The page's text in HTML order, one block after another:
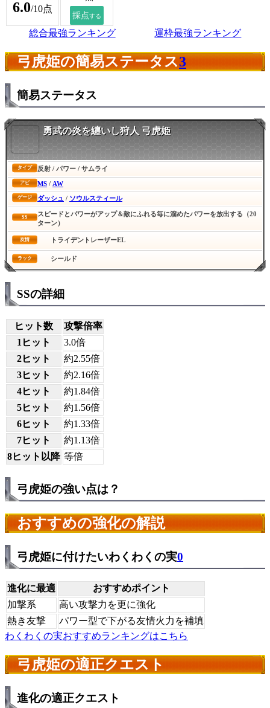
6.0/10点
総合最強ランキング 運枠最強ランキング
弓虎姫の簡易ステータス3
簡易ステータス
勇武の炎を纏いし狩人 弓虎姫
タイプ 反射 / パワー / サムライ
アビ MS / AW
ゲージ ダッシュ / ソウルスティール
SS
スピードとパワーがアップ＆敵にふれる毎に溜めたパワーを放出する（20
ターン）
友情 トライデントレーザーEL
ラック シールド
SSの詳細
ヒット数
攻撃倍率
1ヒット
3.0倍
2ヒット
約2.55倍
3ヒット
約2.16倍
4ヒット
約1.84倍
5ヒット
約1.56倍
6ヒット
約1.33倍
7ヒット
約1.13倍
8ヒット以降 等倍
弓虎姫の強い点は？
おすすめの強化の解説
弓虎姫に付けたいわくわくの実0
進化に最適
おすすめポイント
加撃系
高い攻撃力を更に強化
熱き友撃
パワー型で下がる友情火力を補填
わくわくの実おすすめランキングはこちら
弓虎姫の適正クエスト
進化の適正クエスト